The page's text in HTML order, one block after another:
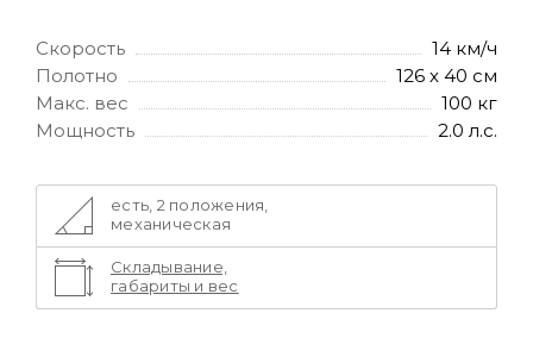
Скорость
14 км/ч
Полотно
126 х 40 см
Макс. вес
100 кг
Мощность
2.0 л.с.
есть, 2 положения,
механическая
Складывание,
габариты и вес